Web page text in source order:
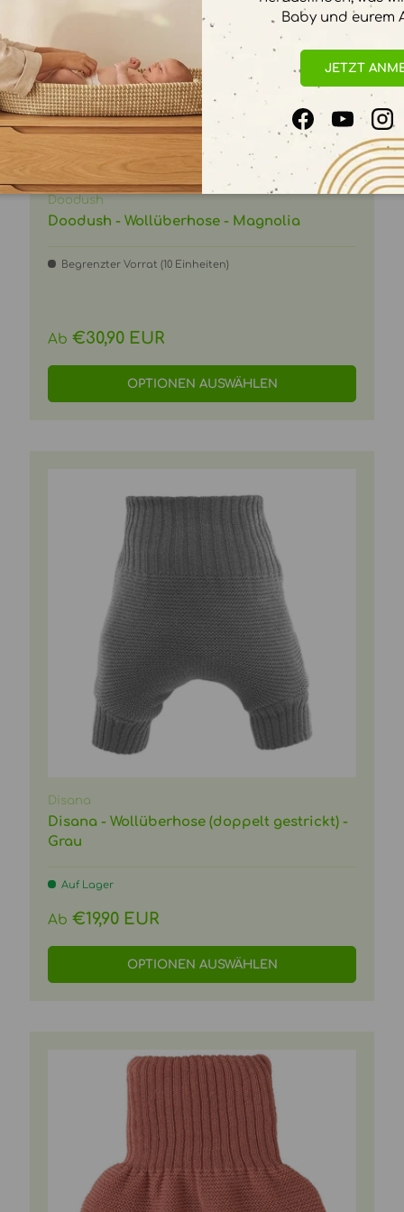
Doodush
Doodush - Wollüberhose - Magnolia
Begrenzter Vorrat (10 Einheiten)
Normaler Preis
Ab €30,90 EUR
OPTIONEN AUSWÄHLEN
Disana
Disana - Wollüberhose (doppelt gestrickt) -
Grau
Auf Lager
Normaler Preis
Ab €19,90 EUR
OPTIONEN AUSWÄHLEN
Baby und eurem
JETZT
FacebookYouTube